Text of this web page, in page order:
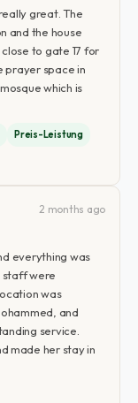
great. The
and the house
close to gate 17 for
prayer space in
which is
Preis-Leistung
2 months ago
everything was
staff were
was
and
service.
made her stay in